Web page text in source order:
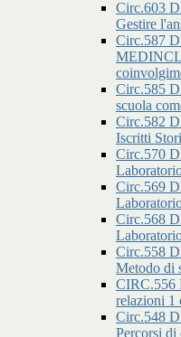
Circ.603
Gestire
Circ.587
Circ.585
scuola
Circ.582
Iscritti
Circ.570
Circ.569
Circ.568
Circ.558
Metodo di
CIRC.556
relazioni 1
Circ.548
Percorsi